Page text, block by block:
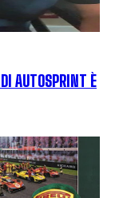
AUTOSPRINT È